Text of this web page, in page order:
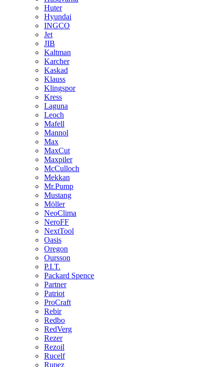
Huter
Hyundai
INGCO
Jet
JIB
Kaltman
Karcher
Kaskad
Klauss
Klingspor
Kress
Laguna
Leoch
Mafell
Mannol
Max
MaxCut
Maxpiler
McCulloch
Mekkan
Mr.Pump
Mustang
Möller
NeoClima
NeroFF
NextTool
Oasis
Oregon
Oursson
P.I.T.
Packard Spence
Partner
Patriot
ProCraft
Rebir
Redbo
RedVerg
Rezer
Rezoil
Rucelf
Rupez